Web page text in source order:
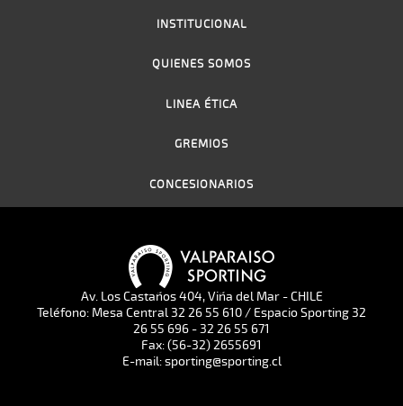
INSTITUCIONAL
QUIENES SOMOS
LINEA ÉTICA
GREMIOS
CONCESIONARIOS
Av. Los Castaños 404, Viña del Mar - CHILE
Teléfono: Mesa Central 32 26 55 610 / Espacio Sporting 32
26 55 696 - 32 26 55 671
Fax: (56-32) 2655691
E-mail: sporting@sporting.cl